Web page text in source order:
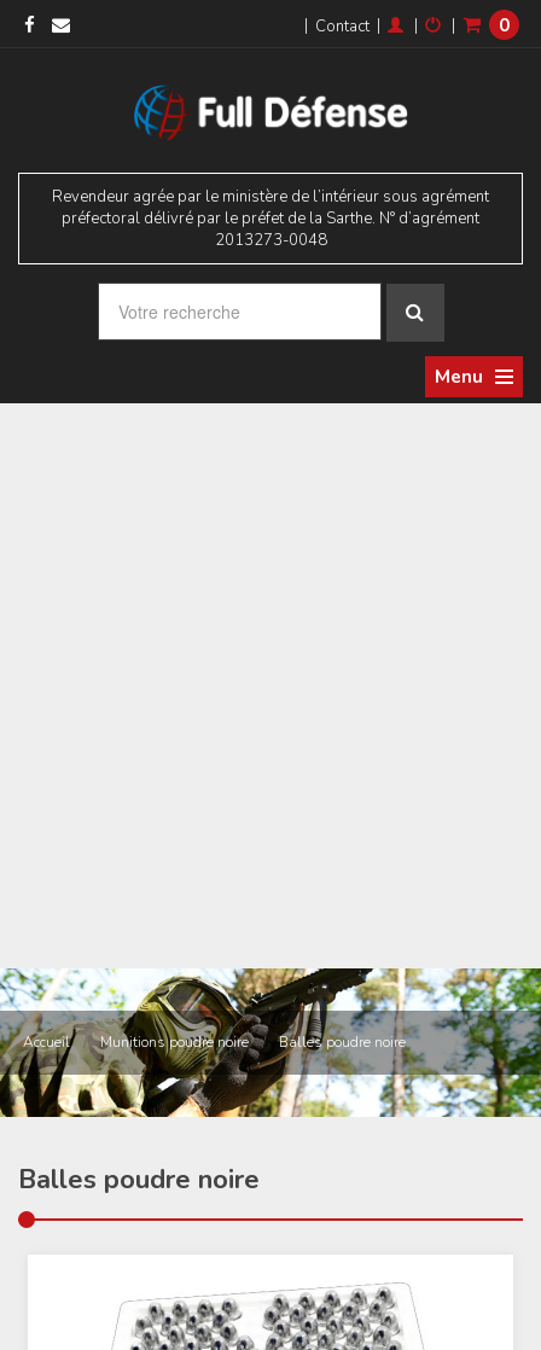
| Contact | | | 0
Revendeur agrée par le ministère de l’intérieur sous agrément
préfectoral délivré par le préfet de la Sarthe. N° d’agrément
2013273-0048
Menu
Accueil / Munitions poudre noire / Balles poudre noire
Balles poudre noire